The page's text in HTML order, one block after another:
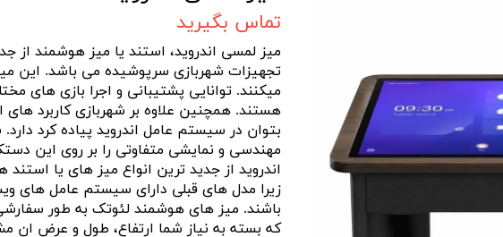
تماس بگیرید
میز لمسی اندروید، استند یا میز هوشمند از
تجهیزات شهربازی سرپوشیده می باشد. این
میکنند. توانایی پشتیبانی و اجرا بازی های
هستند. همچنین علاوه بر شهربازی کاربرد های
بتوان در سیستم عامل اندروید پیاده کرد دارد.
مهندسی و نمایشی متفاوتی را بر روی این
اندروید از جدید ترین انواع میز های یا
زیرا مدل های قبلی دارای سیستم عامل های
باشند. میز های هوشمند لئوتک به طور
که بسته به نیاز شما ارتفاع، طول و عرض